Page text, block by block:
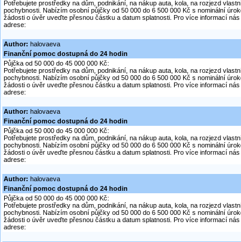
Potřebujete prostředky na dům, podnikání, na nákup auta, kola, na rozjezd
pochybnosti. Nabízím osobní půjčky od 50 000 do 6 500 000 Kč s nominální
žádosti o úvěr uveďte přesnou částku a datum splatnosti. Pro více informací
adrese:
Author: halovaeva
Finanční pomoc dostupná do 24 hodin
Půjčka od 50 000 do 45 000 000 Kč:
Potřebujete prostředky na dům, podnikání, na nákup auta, kola, na rozjezd
pochybnosti. Nabízím osobní půjčky od 50 000 do 6 500 000 Kč s nominální
žádosti o úvěr uveďte přesnou částku a datum splatnosti. Pro více informací
adrese:
Author: halovaeva
Finanční pomoc dostupná do 24 hodin
Půjčka od 50 000 do 45 000 000 Kč:
Potřebujete prostředky na dům, podnikání, na nákup auta, kola, na rozjezd
pochybnosti. Nabízím osobní půjčky od 50 000 do 6 500 000 Kč s nominální
žádosti o úvěr uveďte přesnou částku a datum splatnosti. Pro více informací
adrese:
Author: halovaeva
Finanční pomoc dostupná do 24 hodin
Půjčka od 50 000 do 45 000 000 Kč:
Potřebujete prostředky na dům, podnikání, na nákup auta, kola, na rozjezd
pochybnosti. Nabízím osobní půjčky od 50 000 do 6 500 000 Kč s nominální
žádosti o úvěr uveďte přesnou částku a datum splatnosti. Pro více informací
adrese: